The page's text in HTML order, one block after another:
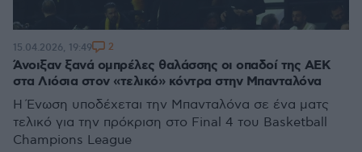
Άνοιξαν ξανά ομπρέλες θαλάσσης οι οπαδοί της ΑΕΚ
στα Λιόσια στον «τελικό» κόντρα στην Μπανταλόνα
Η Ένωση υποδέχεται την Μπανταλόνα σε ένα ματς
τελικό για την πρόκριση στο Final 4 του Basketball
Champions League
15.04.2026, 19:49 2